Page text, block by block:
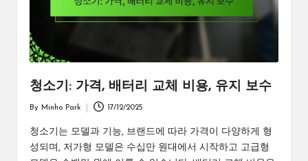
청소기: 가격, 배터리 교체 비용, 유지 보수
by
By Minho Park 17/12/2025
청소기는 모델과 기능, 브랜드에 따라 가격이 다양하게 형
성되며, 저가형 모델은 수십만 원대에서 시작하고 고급형